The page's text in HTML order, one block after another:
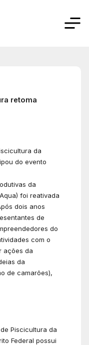
retoma
da
do evento
da
foi reativada
dois anos
de
do
com o
ações da
da
de camarões),
Piscicultura da
Federal possui